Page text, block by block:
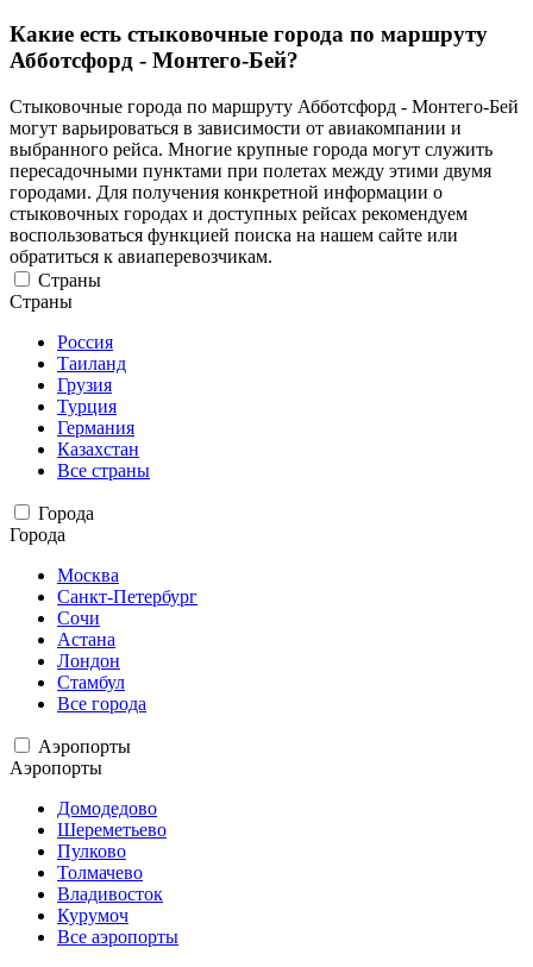
Какие есть стыковочные города по маршруту
Абботсфорд - Монтего-Бей?
Стыковочные города по маршруту Абботсфорд - Монтего-Бей
могут варьироваться в зависимости от авиакомпании и
выбранного рейса. Многие крупные города могут служить
пересадочными пунктами при полетах между этими двумя
городами. Для получения конкретной информации о
стыковочных городах и доступных рейсах рекомендуем
воспользоваться функцией поиска на нашем сайте или
обратиться к авиаперевозчикам.
Страны
Страны
Россия
Таиланд
Грузия
Турция
Германия
Казахстан
Все страны
Города
Города
Москва
Санкт-Петербург
Сочи
Астана
Лондон
Стамбул
Все города
Аэропорты
Аэропорты
Домодедово
Шереметьево
Пулково
Толмачево
Владивосток
Курумоч
Все аэропорты